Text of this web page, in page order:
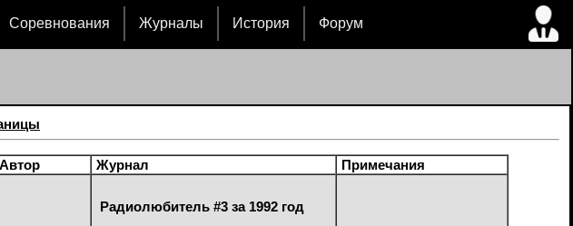
Соревнования Журналы История Форум
Автор Журнал Примечания
Радиолюбитель #3 за 1992 год